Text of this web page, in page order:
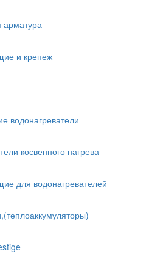
арматура
и крепеж
водонагреватели
косвенного нагрева
для водонагревателей